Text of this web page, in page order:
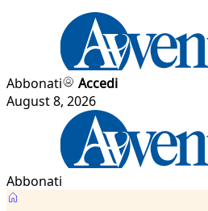
Abbonati
Accedi
August 8, 2026
Abbonati